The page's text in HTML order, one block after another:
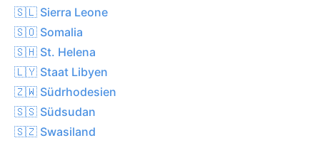
🇸🇱 Sierra Leone
🇸🇴 Somalia
🇸🇭 St. Helena
🇱🇾 Staat Libyen
🇿🇼 Südrhodesien
🇸🇸 Südsudan
🇸🇿 Swasiland